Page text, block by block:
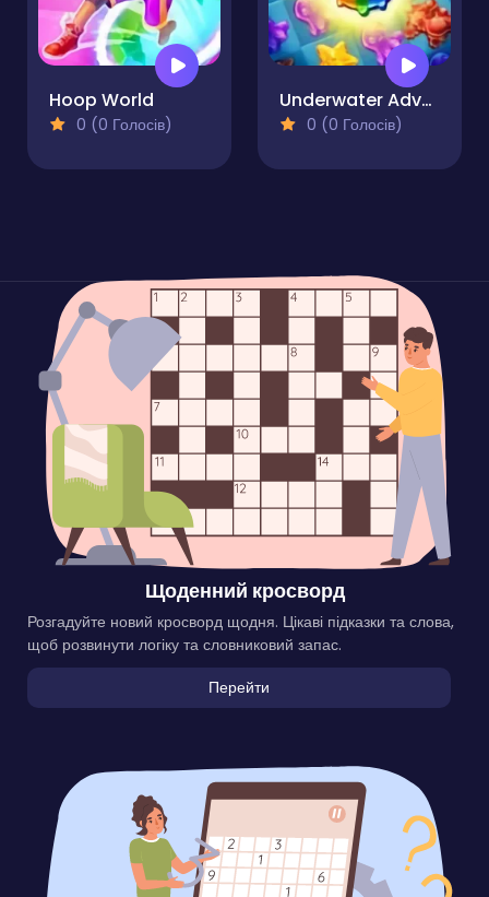
Hoop World
0 (0 Голосів)
Underwater Adventures: Match 3
0 (0 Голосів)
Щоденний кросворд
Розгадуйте новий кросворд щодня. Цікаві підказки та слова,
щоб розвинути логіку та словниковий запас.
Перейти